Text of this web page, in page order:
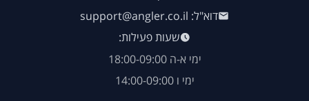
דוא"ל: support@angler.co.il
שעות פעילות:
ימי א-ה 18:00-09:00
ימי ו 14:00-09:00